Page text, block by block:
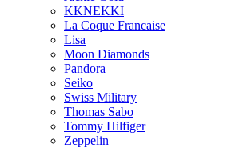
KKNEKKI
La Coque Francaise
Lisa
Moon Diamonds
Pandora
Seiko
Swiss Military
Thomas Sabo
Tommy Hilfiger
Zeppelin